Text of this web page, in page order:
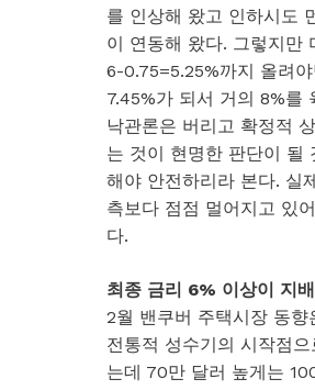
를 인상해 왔고 인하시도
이 연동해 왔다. 그렇지만
6-0.75=5.25%까지 올려
7.45%가 되서 거의 8%를
낙관론은 버리고 확정적
는 것이 현명한 판단이 될
해야 안전하리라 본다. 실
측보다 점점 멀어지고 있
다.
최종 금리 6% 이상이 지
2월 밴쿠버 주택시장 동
전통적 성수기의 시작점
는데 70만 달러 높게는